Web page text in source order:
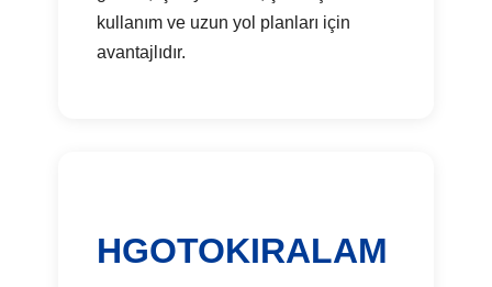
kullanım ve uzun yol planları için
avantajlıdır.
HGOTOKIRALAM